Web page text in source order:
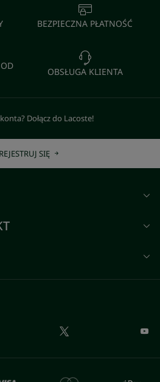
BEZPIECZNA PŁATNOŚĆ
OBSŁUGA KLIENTA
Dołącz do Lacoste!
SIĘ